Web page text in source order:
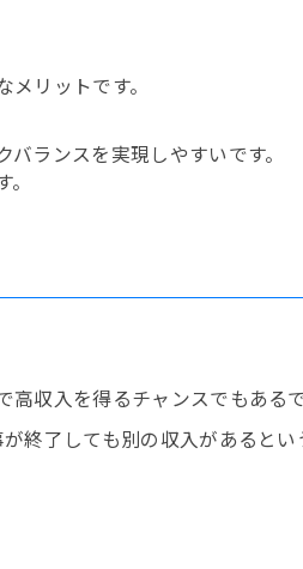
リットです。
ランスを実現しやすいです。
収入を得るチャンスでもあるで
終了しても別の収入があるとい